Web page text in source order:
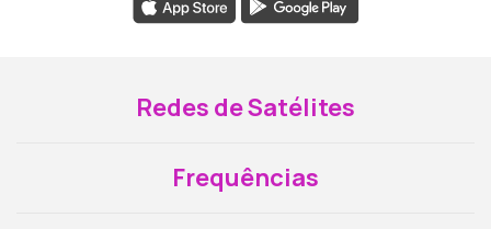
Redes de Satélites
Frequências